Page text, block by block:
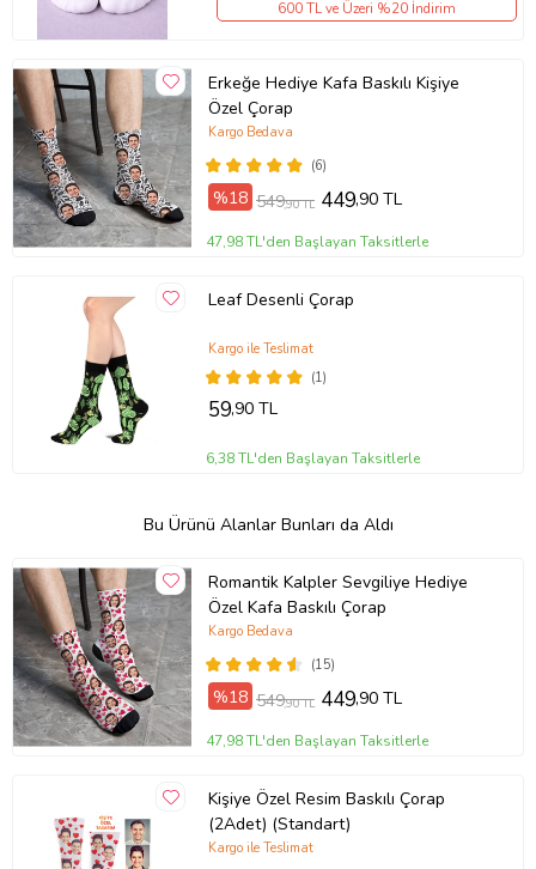
600 TL ve Üzeri %20 İndirim
Erkeğe Hediye Kafa Baskılı Kişiye
Özel Çorap
(6)
Kargo Bedava
%18 549,90 TL 449,90 TL
47,98 TL'den Başlayan Taksitlerle
Leaf Desenli Çorap
(1)
Kargo ile Teslimat
59,90 TL
6,38 TL'den Başlayan Taksitlerle
Bu Ürünü Alanlar Bunları da Aldı
Romantik Kalpler Sevgiliye Hediye
Özel Kafa Baskılı Çorap
(15)
Kargo Bedava
%18 549,90 TL 449,90 TL
47,98 TL'den Başlayan Taksitlerle
Kişiye Özel Resim Baskılı Çorap
(2Adet) (Standart)
Kargo ile Teslimat